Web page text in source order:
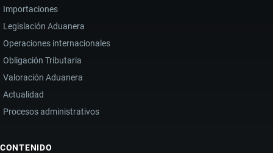
Importaciones
Legislación Aduanera
Operaciones internacionales
Obligación Tributaria
Valoración Aduanera
Actualidad
Procesos administrativos
CONTENIDO